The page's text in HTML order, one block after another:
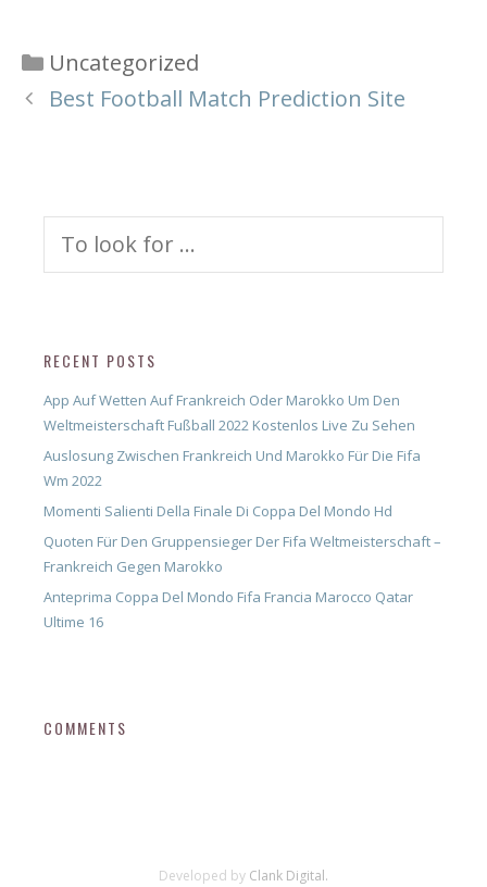
Categories
Uncategorized
Best Football Match Prediction Site
RECENT POSTS
App Auf Wetten Auf Frankreich Oder Marokko Um Den
Weltmeisterschaft Fußball 2022 Kostenlos Live Zu Sehen
Auslosung Zwischen Frankreich Und Marokko Für Die Fifa
Wm 2022
Momenti Salienti Della Finale Di Coppa Del Mondo Hd
Quoten Für Den Gruppensieger Der Fifa Weltmeisterschaft –
Frankreich Gegen Marokko
Anteprima Coppa Del Mondo Fifa Francia Marocco Qatar
Ultime 16
COMMENTS
Developed by Clank Digital.